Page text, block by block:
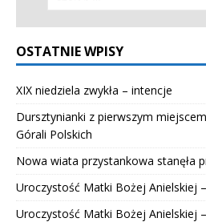
OSTATNIE WPISY
XIX niedziela zwykła – intencje
Dursztynianki z pierwszym
Górali Polskich
Nowa wiata przystankowa stanęła
Uroczystość Matki Bożej Anielskiej
Uroczystość Matki Bożej Anielskiej